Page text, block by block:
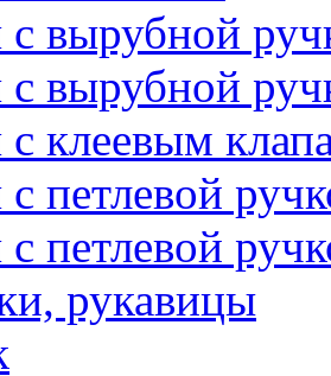
вырубной
вырубной
клеевым
петлевой
петлевой
рукавицы